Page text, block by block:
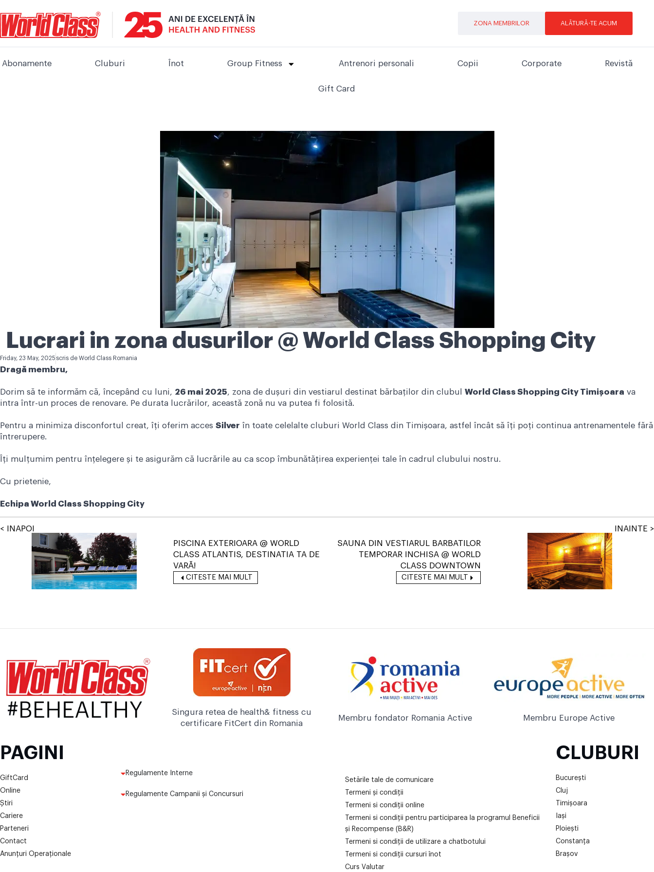
ZONA MEMBRILOR ALĂTURĂ-TE ACUM
Abonamente Cluburi Înot Group Fitness Antrenori personali Copii Corporate Revistă
Gift Card
Lucrari in zona dusurilor @ World Class Shopping City
Friday, 23 May, 2025 scris de World Class Romania
Dragă membru,
Dorim să te informăm că, începând cu luni, 26 mai 2025, zona de dușuri din vestiarul destinat bărbaților din clubul World Class Shopping City Timișoara va
intra într-un proces de renovare. Pe durata lucrărilor, această zonă nu va putea fi folosită.
Pentru a minimiza disconfortul creat, îți oferim acces Silver în toate celelalte cluburi World Class din Timișoara, astfel încât să îți poți continua antrenamentele fără
întrerupere.
Îți mulțumim pentru înțelegere și te asigurăm că lucrările au ca scop îmbunătățirea experienței tale în cadrul clubului nostru.
Cu prietenie,
Echipa World Class Shopping City
< INAPOI
PISCINA EXTERIOARA @ WORLD
CLASS ATLANTIS, DESTINATIA TA DE
VARĂ!
CITESTE MAI MULT
INAINTE >
SAUNA DIN VESTIARUL BARBATILOR
TEMPORAR INCHISA @ WORLD
CLASS DOWNTOWN
CITESTE MAI MULT
Singura retea de health& fitness cu
certificare FitCert din Romania
Membru fondator Romania Active Membru Europe Active
PAGINI
GiftCard
Online
Știri
Cariere
Parteneri
Contact
Anunțuri Operaționale
Regulamente Interne
Regulamente Campanii și Concursuri
Setările tale de comunicare
Termeni și condiții
Termeni si condiții online
Termeni si condiții pentru participarea la programul Beneficii
și Recompense (B&R)
Termeni si condiții de utilizare a chatbotului
Termeni si condiții cursuri înot
Curs Valutar
CLUBURI
București
Cluj
Timișoara
Iași
Ploiești
Constanța
Brașov